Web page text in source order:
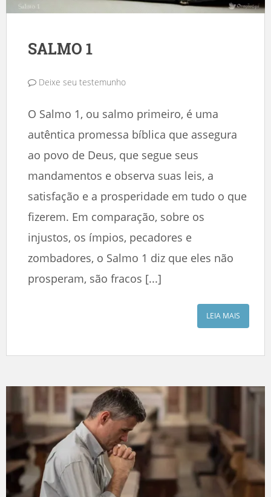
SALMO 1
Deixe seu testemunho
O Salmo 1, ou salmo primeiro, é uma
autêntica promessa bíblica que assegura
ao povo de Deus, que segue seus
mandamentos e observa suas leis, a
satisfação e a prosperidade em tudo o que
fizerem. Em comparação, sobre os
injustos, os ímpios, pecadores e
zombadores, o Salmo 1 diz que eles não
prosperam, são fracos [...]
LEIA MAIS